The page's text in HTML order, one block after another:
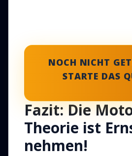
NOCH NICHT
STARTE DAS
Fazit: Die
Theorie ist
nehmen!